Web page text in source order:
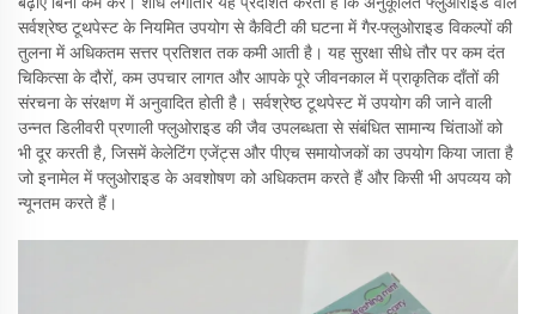
सर्वश्रेष्ठ टूथपेस्ट के नियमित उपयोग से कैविटी की घटना में गैर-फ्लुओराइड विकल्पों की
तुलना में अधिकतम सत्तर प्रतिशत तक कमी आती है। यह सुरक्षा सीधे तौर पर कम दंत
चिकित्सा के दौरों, कम उपचार लागत और आपके पूरे जीवनकाल में प्राकृतिक दाँतों की
संरचना के संरक्षण में अनुवादित होती है। सर्वश्रेष्ठ टूथपेस्ट में उपयोग की जाने वाली
उन्नत डिलीवरी प्रणाली फ्लुओराइड की जैव उपलब्धता से संबंधित सामान्य चिंताओं को
भी दूर करती है, जिसमें केलेटिंग एजेंट्स और पीएच समायोजकों का उपयोग किया जाता है
जो इनामेल में फ्लुओराइड के अवशोषण को अधिकतम करते हैं और किसी भी अपव्यय को
न्यूनतम करते हैं।